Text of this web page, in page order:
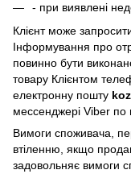
- при виявлені
Клієнт може
Інформування про
повинно бути
товару Клієнтом
електронну пошту
мессенджері Viber
Вимоги споживача,
втіленню, якщо
задовольняє вимоги